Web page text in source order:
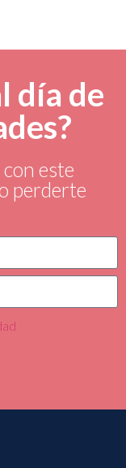
día de
este
perderte